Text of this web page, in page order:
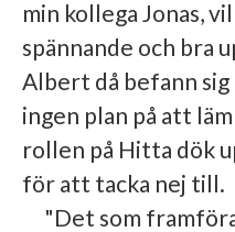
min kollega Jonas,
spännande och bra
Albert då befann sig
ingen plan på att
rollen på Hitta dök
för att tacka nej till.
"Det som